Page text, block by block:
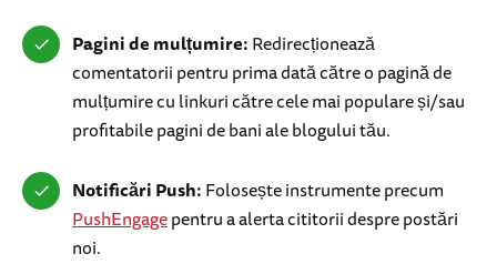
Pagini de mulțumire:Redirecționează
comentatorii pentru prima dată către o pagină de
mulțumire cu linkuri către cele mai populare și/sau
profitabile pagini de bani ale blogului tău.
Notificări Push:Folosește instrumente precum
PushEngagepentru a alerta cititorii despre postări
noi.